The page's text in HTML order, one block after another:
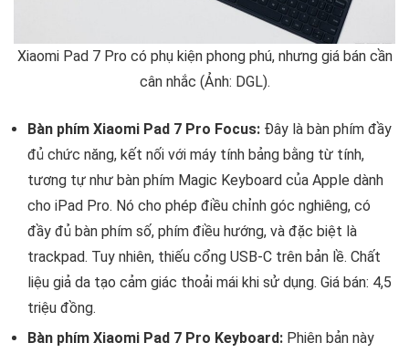
Xiaomi Pad 7 Pro có phụ kiện phong phú, nhưng giá bán cần
cân nhắc (Ảnh: DGL).
Bàn phím Xiaomi Pad 7 Pro Focus: Đây là bàn phím đầy
đủ chức năng, kết nối với máy tính bảng bằng từ tính,
tương tự như bàn phím Magic Keyboard của Apple dành
cho iPad Pro. Nó cho phép điều chỉnh góc nghiêng, có
đầy đủ bàn phím số, phím điều hướng, và đặc biệt là
trackpad. Tuy nhiên, thiếu cổng USB-C trên bản lề. Chất
liệu giả da tạo cảm giác thoải mái khi sử dụng. Giá bán: 4,5
triệu đồng.
Bàn phím Xiaomi Pad 7 Pro Keyboard: Phiên bản này